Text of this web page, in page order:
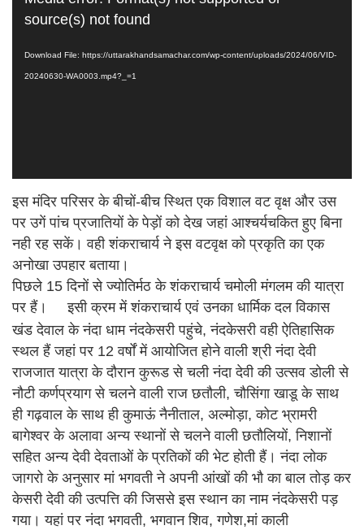
Player
source(s) not found
Download File: https://uttarakhandsamachar.com/wp-content/uploads/2024/06/VID-
20240630-WA0003.mp4?_=1
इस मंदिर परिसर के बीचों-बीच स्थित एक विशाल वट वृक्ष और उस
पर उगें पांच प्रजातियों के पेड़ों को देख जहां आश्चर्यचकित हुए बिना
नही रह सकें। वही शंकराचार्य ने इस वटवृक्ष को प्रकृति का एक
अनोखा उपहार बताया।
पिछले 15 दिनों से ज्योतिर्मठ के शंकराचार्य चमोली मंगलम की यात्रा
पर हैं।
इसी क्रम में शंकराचार्य एवं उनका धार्मिक दल विकास
खंड देवाल के नंदा धाम नंदकेसरी पहुंचे, नंदकेसरी वही ऐतिहासिक
स्थल हैं जहां पर 12 वर्षों में आयोजित होने वाली श्री नंदा देवी
राजजात यात्रा के दौरान कुरूड से चली नंदा देवी की उत्सव डोली से
नौटी कर्णप्रयाग से चलने वाली राज छतौली, चौसिंगा खाडू के साथ
ही गढ़वाल के साथ ही कुमाऊं नैनीताल, अल्मोड़ा, कोट भ्रामरी
बागेश्वर के अलावा अन्य स्थानों से चलने वाली छतौलियों, निशानों
सहित अन्य देवी देवताओं के प्रतिकों की भेट होती हैं। नंदा लोक
जागरो के अनुसार मां भगवती ने अपनी आंखों की भौ का बाल तोड़ कर
केसरी देवी की उत्पत्ति की जिससे इस स्थान का नाम नंदकेसरी पड़
गया। यहां पर नंदा भगवती, भगवान शिव, गणेश,मां काली